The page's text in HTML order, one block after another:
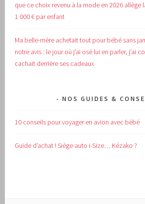
que ce choix revenu à la mode en 2026 allège
1 000 € par enfant
Ma belle-mère achetait tout pour bébé sans
notre avis : le jour où j’ai osé lui en parler, j’ai
cachait derrière ses cadeaux
NOS GUIDES &
10 conseils pour voyager en avion avec bébé
Guide d’achat !Siège-auto i-Size… Kézako ?